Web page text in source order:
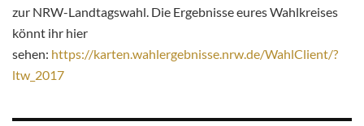
zur NRW-Landtagswahl. Die Ergebnisse eures Wahlkreises
könnt ihr hier
sehen: https://karten.wahlergebnisse.nrw.de/WahlClient/?
ltw_2017